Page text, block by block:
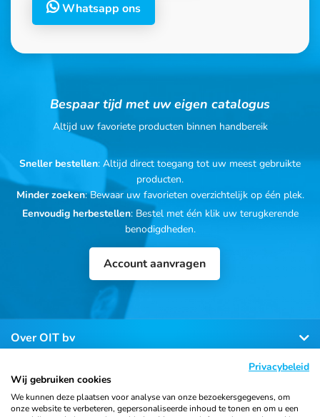
Whatsapp ons
Bespaar tijd met uw eigen catalogus
Altijd uw favoriete producten binnen handbereik
Sneller bestellen: Altijd direct toegang tot uw meest gebruikte
producten.
Minder zoeken: Bewaar uw favorieten overzichtelijk op één plek.
Eenvoudig herbestellen: Bestel met één klik uw terugkerende
benodigdheden.
Account aanvragen
Over OIT bv
Klantenservice
Privacybeleid
Wij gebruiken cookies
We kunnen deze plaatsen voor analyse van onze bezoekersgegevens, om
onze website te verbeteren, gepersonaliseerde inhoud te tonen en om u een